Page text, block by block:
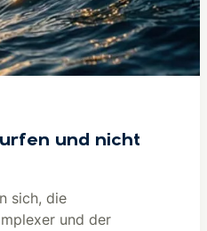
und nicht
sich, die
und der